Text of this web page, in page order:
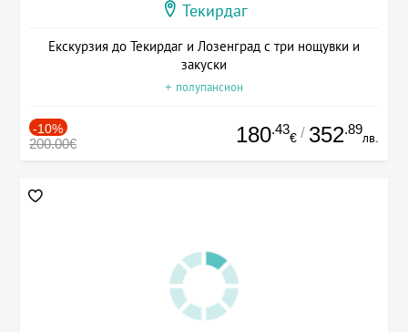
Текирдаг
Екскурзия до Текирдаг и Лозенград с три нощувки и
закуски
+ полупансион
-10%
200.00€ 180.43
€ / 352.89
лв.